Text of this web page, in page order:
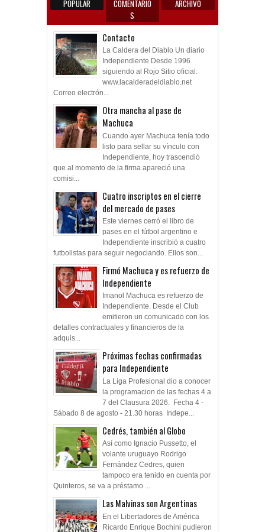
POPULAR
COMENTARIO
S
ARCHIVO
Contacto
La Caldera del Diablo Un diario
Independiente Desde 1996
siguiendo al Rojo Sitio oficial:
www.lacalderadeldiablo.net
Correo electrón...
Otra mancha al pase de
Machuca
Cuando ayer Machuca tenía todo
listo para sellar su vínculo con
Independiente, hoy trascendió
que al momento de la firma apareció una
comisi...
Cuatro inscriptos en el cierre
del mercado de pases
Este viernes cerró el libro de
pases en el fútbol argentino e
Independiente inscribió a cuatro
futbolistas para seguir negociando. Ellos son...
Firmó Machuca y es refuerzo de
Independiente
Imanol Machuca es refuerzo de
Independiente. Desde el Club
emitieron un comunicado con los
detalles contractuales y financieros de la
adquis...
Próximas fechas confirmadas
para Independiente
La Liga Profesional dio a conocer
la programacion de las fechas 4 a
7 del Clausura 2026. Fecha 4 -
Sábado 8 de agosto - 21.30 horas Indepe...
Cedrés, también al Globo
Así como Ignacio Pussetto, el
volante uruguayo Rodrigo
Fernández Cedres, quien
tampoco era tenido en cuenta por
Quinteros, se va a préstamo ...
Las Malvinas son Argentinas
En el Libertadores de América
Ricardo Enrique Bochini pudieron